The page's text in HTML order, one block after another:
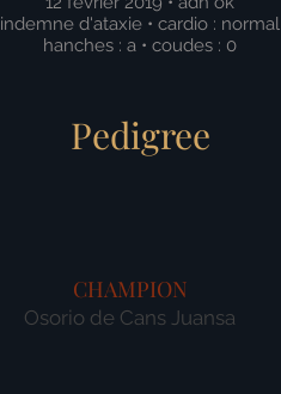
indemne d'ataxie • cardio : normal
hanches : a • coudes : 0
Pedigree
CHAMPION
Osorio de Cans Juansa